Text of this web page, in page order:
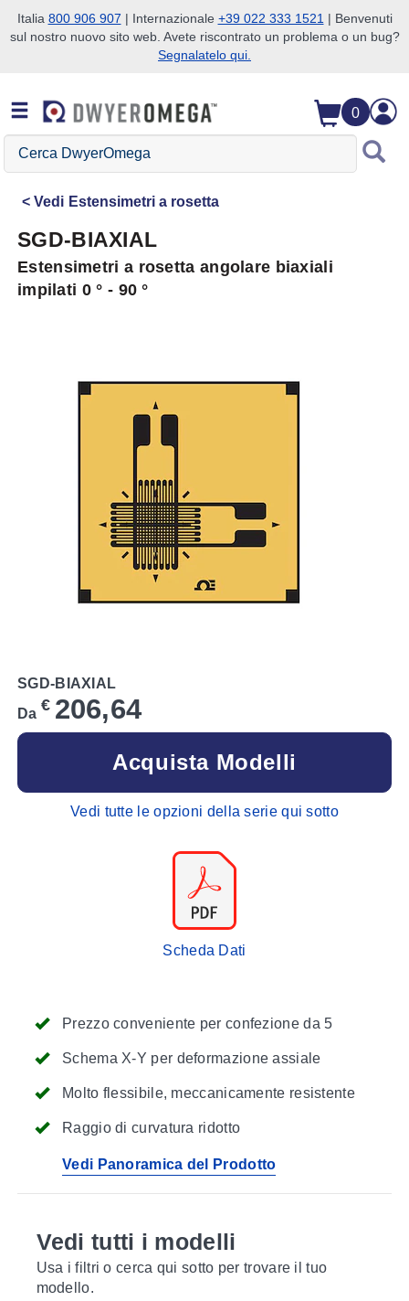
Salta alla ricerca
Salta al contenuto principale
Salta alla navigazione
Italia 800 906 907 | Internazionale +39 022 333 1521 | Benvenuti
sul nostro nuovo sito web. Avete riscontrato un problema o un bug?
Segnalatelo qui.
0
Cerca
DwyerOmega
Vedi Estensimetri a rosetta
SGD-BIAXIAL
Estensimetri a rosetta angolare biaxiali
impilati 0 ° - 90 °
Prezzo conveniente per confezione da 5
Schema X-Y per deformazione assiale
Molto flessibile, meccanicamente resistente
Raggio di curvatura ridotto
Vedi Panoramica del Prodotto
SGD-BIAXIAL
Da € 206,64
Acquista Modelli
Vedi tutte le opzioni della serie qui sotto
Scheda Dati
Vedi tutti i modelli
Usa i filtri o cerca qui sotto per trovare il tuo
modello.